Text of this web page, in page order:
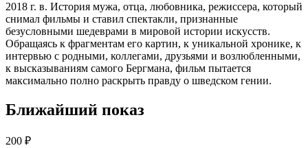
2018 г. в. История мужа, отца, любовника, режиссера, который
снимал фильмы и ставил спектакли, признанные
безусловными шедеврами в мировой истории искусств.
Обращаясь к фрагментам его картин, к уникальной хронике, к
интервью с родными, коллегами, друзьями и возлюбленными,
к высказываниям самого Бергмана, фильм пытается
максимально полно раскрыть правду о шведском гении.
Ближайший показ
200 ₽